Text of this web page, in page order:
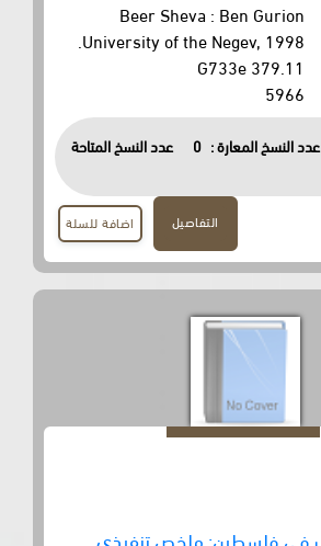
Beer Sheva : Ben
University of the Negev,
المعارة : 0
عدد النسخ المتاحة
اضافة للسلة
فلسطين: ملخص تنفيذي